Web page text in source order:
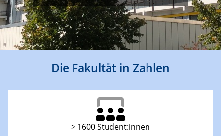
Die Fakultät in Zahlen
> 1600 Student:innen